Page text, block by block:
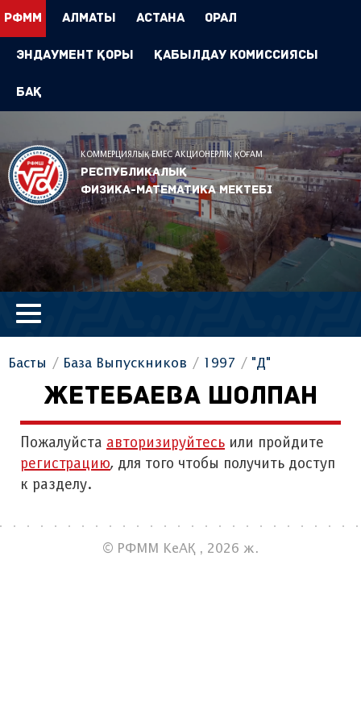
РФММ Алматы Астана Орал
Эндаумент Қоры Қабылдау комиссиясы
БАҚ
КОММЕРЦИЯЛЫҚ ЕМЕС АКЦИОНЕРЛІК ҚОҒАМ
Республикалық
физика-математика мектебі
Басты База Выпускников 1997 "Д"
ЖЕТЕБАЕВА ШОЛПАН
Пожалуйста авторизируйтесь или пройдите
регистрацию, для того чтобы получить доступ
к разделу.
© РФММ КеАҚ , 2026 ж.